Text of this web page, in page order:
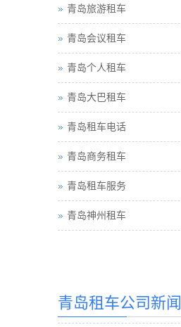
青岛旅游租车
青岛会议租车
青岛个人租车
青岛大巴租车
青岛租车电话
青岛商务租车
青岛租车服务
青岛神州租车
青岛租车公司新闻
青岛汽车租赁公司